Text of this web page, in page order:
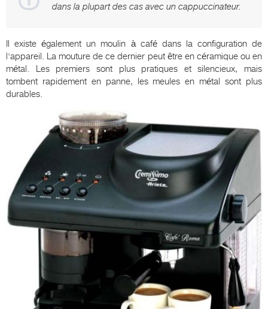
dans la plupart des cas avec un cappuccinateur.
Il existe également un moulin à café dans la configuration de
l'appareil. La mouture de ce dernier peut être en céramique ou en
métal. Les premiers sont plus pratiques et silencieux, mais
tombent rapidement en panne, les meules en métal sont plus
durables.